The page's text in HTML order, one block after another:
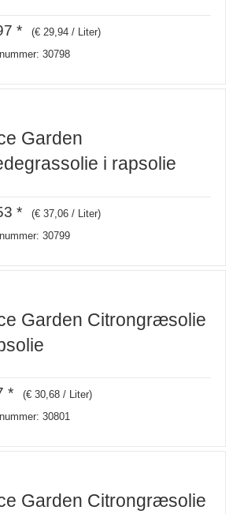
* (€ 29,94 / Liter)
30798
Garden
i rapsolie
* (€ 37,06 / Liter)
30799
Garden Citrongræsolie
* (€ 30,68 / Liter)
30801
Garden Citrongræsolie